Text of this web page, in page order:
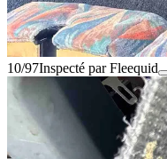
10/97Inspecté par Fleequid